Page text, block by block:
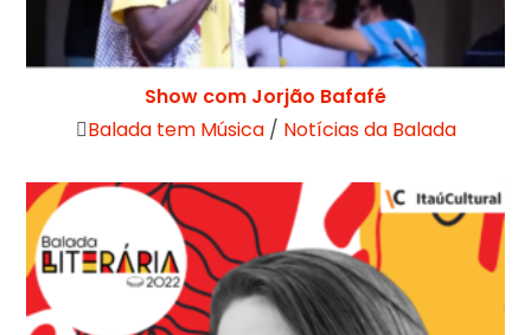
Show com Jorjão Bafafé
Balada tem Música / Notícias da Balada